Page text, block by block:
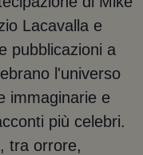
Lacavalla e
pubblicazioni a
l'universo
immaginarie e
più celebri.
tra orrore,